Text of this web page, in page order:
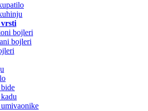
bojleri
bojleri